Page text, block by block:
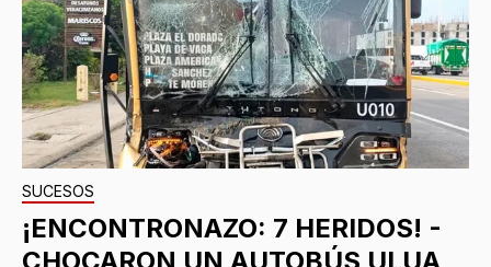
SUCESOS
¡ENCONTRONAZO: 7 HERIDOS! -